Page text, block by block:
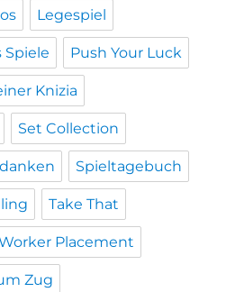
Legespiel
Spiele Push Your Luck
Knizia
Set Collection
Spieltagebuch
Take That
Placement
Zug